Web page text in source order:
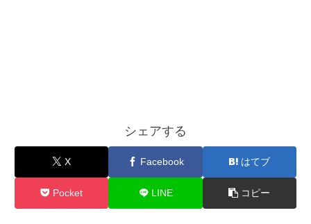
シェアする
X Facebook はてブ
Pocket LINE コピー